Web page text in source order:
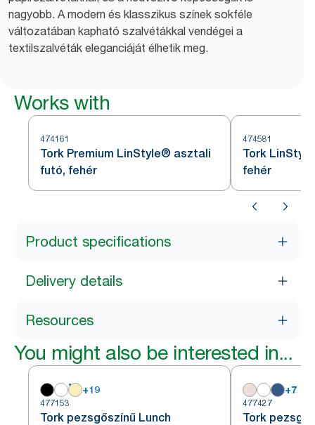
nagyobb. A modern és klasszikus színek sokféle
változatában kapható szalvétákkal vendégei a
textilszalvéták eleganciáját élhetik meg.
Works with
474161
Tork Premium LinStyle® asztali
futó, fehér
474581
Tork
fehér
Product specifications
Delivery details
Resources
You might also be interested in...
+19
477153
Tork pezsgőszínű Lunch
+7
477427
Tork